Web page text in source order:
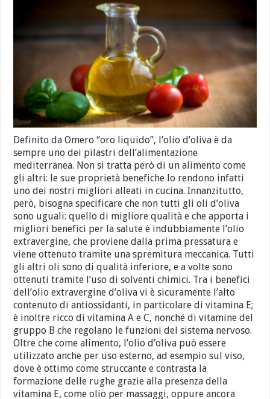
Definito da Omero “oro liquido”, l’olio d’oliva è da
sempre uno dei pilastri dell’alimentazione
mediterranea. Non si tratta però di un alimento come
gli altri: le sue proprietà benefiche lo rendono infatti
uno dei nostri migliori alleati in cucina. Innanzitutto,
però, bisogna specificare che non tutti gli oli d’oliva
sono uguali: quello di migliore qualità e che apporta i
migliori benefici per la salute è indubbiamente l’olio
extravergine, che proviene dalla prima pressatura e
viene ottenuto tramite una spremitura meccanica. Tutti
gli altri oli sono di qualità inferiore, e a volte sono
ottenuti tramite l’uso di solventi chimici. Tra i benefici
dell’olio extravergine d’oliva vi è sicuramente l’alto
contenuto di antiossidanti, in particolare di vitamina E;
è inoltre ricco di vitamina A e C, nonché di vitamine del
gruppo B che regolano le funzioni del sistema nervoso.
Oltre che come alimento, l’olio d’oliva può essere
utilizzato anche per uso esterno, ad esempio sul viso,
dove è ottimo come struccante e contrasta la
formazione delle rughe grazie alla presenza della
vitamina E, come olio per massaggi, oppure ancora